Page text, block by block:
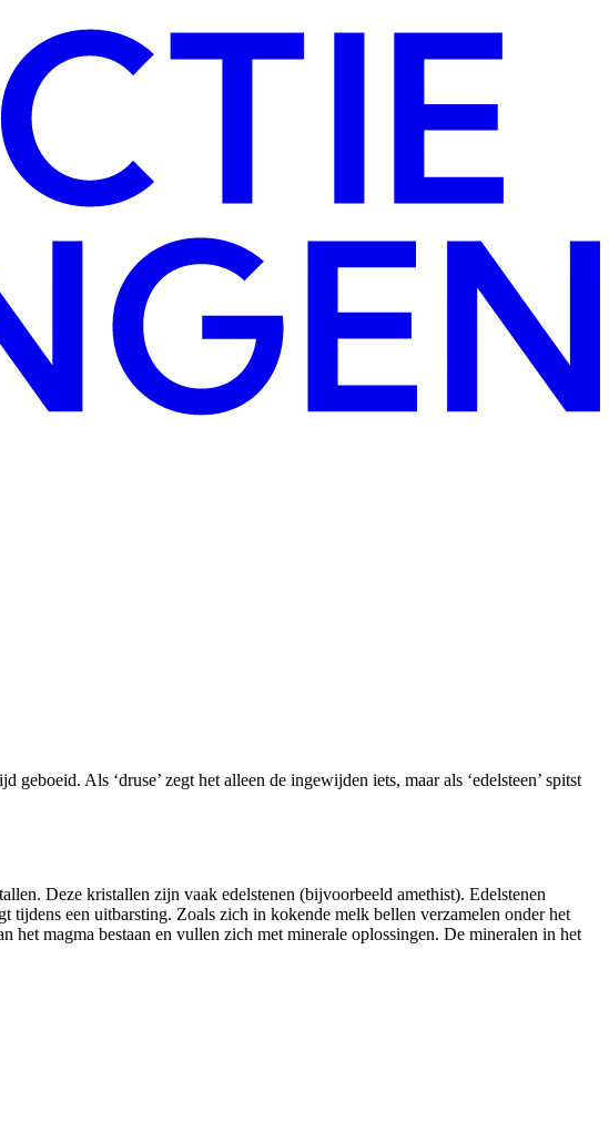
Als ‘druse’ zegt het alleen de ingewijden iets, maar als ‘edelsteen’ spitst
Deze kristallen zijn vaak edelstenen (bijvoorbeeld amethist). Edelstenen
tijdens een uitbarsting. Zoals zich in kokende melk bellen verzamelen onder het
magma bestaan en vullen zich met minerale oplossingen. De mineralen in het